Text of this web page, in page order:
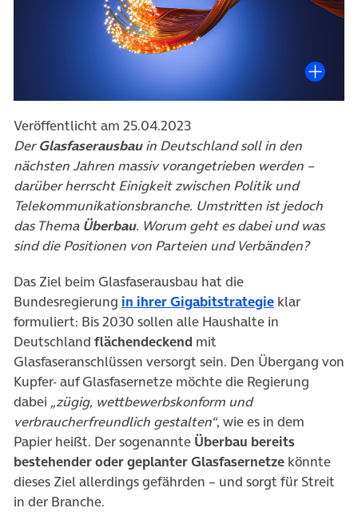
Veröffentlicht am 25.04.2023
DerGlasfaserausbauin Deutschland soll in den
nächsten Jahren massiv vorangetrieben werden –
darüber herrscht Einigkeit zwischen Politik und
Telekommunikationsbranche. Umstritten ist jedoch
das Thema Überbau. Worum geht es dabei und was
sind die Positionen von Parteien und Verbänden?
Das Ziel beim Glasfaserausbau hat die
Bundesregierung in ihrer Gigabitstrategie(öffnet in
klar
formuliert: Bis 2030 sollen alle Haushalte in
Deutschland flächendeckend mit
Glasfaseranschlüssen versorgt sein. Den Übergang von
Kupfer- auf Glasfasernetze möchte die Regierung
dabei „zügig, wettbewerbskonform und
verbraucherfreundlich gestalten“, wie es in dem
Papier heißt. Der sogenannte Überbau bereits
bestehender oder geplanter Glasfasernetze könnte
dieses Ziel allerdings gefährden – und sorgt für Streit
in der Branche.